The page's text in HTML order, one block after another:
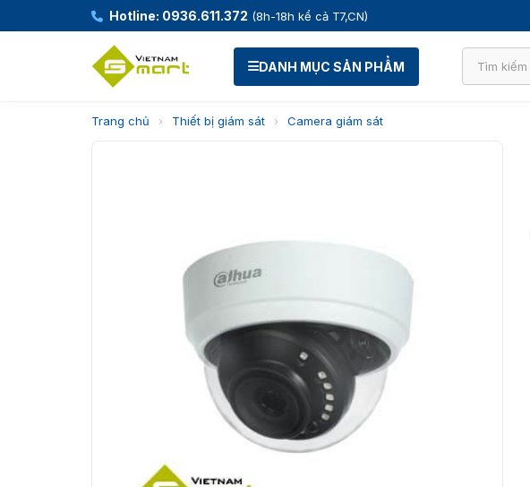
Hotline: 0936.611.372 (8h-18h kể cả T7,CN)
DANH MỤC SẢN PHẨM
Trang chủ › Thiết bị giám sát › Camera giám sát